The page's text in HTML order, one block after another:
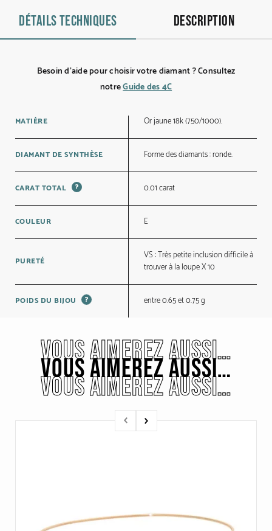
Détails techniques Description
Besoin d’aide pour choisir votre diamant ? Consultez
notreGuide des 4C
MATIÈRE Or jaune 18k (750/1000).
DIAMANT DE SYNTHÈSE Forme des diamants : ronde.
CARAT TOTAL ? 0.01 carat
COULEUR E
PURETÉ
VS : Très petite inclusion difficile à
trouver à la loupe X 10
POIDS DU BIJOU ? entre 0.65 et 0.75 g
VOUS AIMEREZ AUSSI…
VOUS AIMEREZ AUSSI…
VOUS AIMEREZ AUSSI…